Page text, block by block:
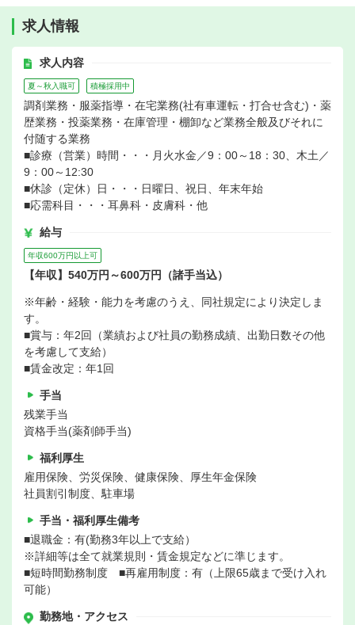
求人情報
求人内容
夏～秋入職可 積極採用中
調剤業務・服薬指導・在宅業務(社有車運転・打合せ含む)・薬
歴業務・投薬業務・在庫管理・棚卸など業務全般及びそれに
付随する業務
■診療（営業）時間・・・月火水金／9：00～18：30、木土／
9：00～12:30
■休診（定休）日・・・日曜日、祝日、年末年始
■応需科目・・・耳鼻科・皮膚科・他
給与
年収600万円以上可
【年収】540万円～600万円（諸手当込）
※年齢・経験・能力を考慮のうえ、同社規定により決定しま
す。
■賞与：年2回（業績および社員の勤務成績、出勤日数その他
を考慮して支給）
■賃金改定：年1回
手当
残業手当
資格手当(薬剤師手当)
福利厚生
雇用保険、労災保険、健康保険、厚生年金保険
社員割引制度、駐車場
手当・福利厚生備考
■退職金：有(勤務3年以上で支給）
※詳細等は全て就業規則・賃金規定などに準じます。
■短時間勤務制度 ■再雇用制度：有（上限65歳まで受け入れ
可能）
勤務地・アクセス